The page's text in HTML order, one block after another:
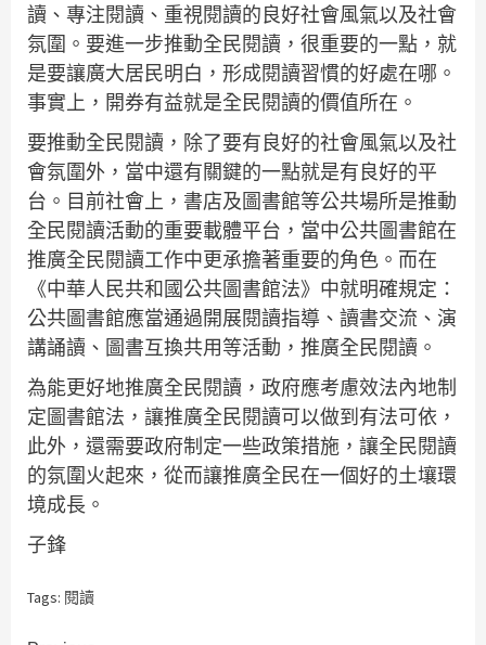
讀、專注閱讀、重視閱讀的良好社會風氣以及社會
氛圍。要進一步推動全民閱讀，很重要的一點，就
是要讓廣大居民明白，形成閱讀習慣的好處在哪。
事實上，開券有益就是全民閱讀的價值所在。
要推動全民閱讀，除了要有良好的社會風氣以及社
會氛圍外，當中還有關鍵的一點就是有良好的平
台。目前社會上，書店及圖書館等公共場所是推動
全民閱讀活動的重要載體平台，當中公共圖書館在
推廣全民閱讀工作中更承擔著重要的角色。而在
《中華人民共和國公共圖書館法》中就明確規定：
公共圖書館應當通過開展閱讀指導、讀書交流、演
講誦讀、圖書互換共用等活動，推廣全民閱讀。
為能更好地推廣全民閱讀，政府應考慮效法內地制
定圖書館法，讓推廣全民閱讀可以做到有法可依，
此外，還需要政府制定一些政策措施，讓全民閱讀
的氛圍火起來，從而讓推廣全民在一個好的土壤環
境成長。
子鋒
Tags: 閱讀